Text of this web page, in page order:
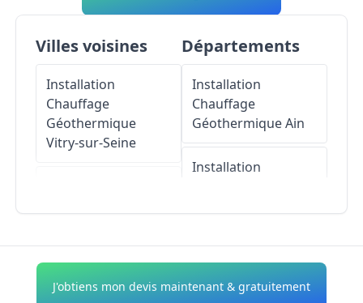
Villes voisines
Installation
Chauffage
Géothermique
Vitry-sur-Seine
Chauffage
Départements
Installation
Chauffage
GéothermiqueAin
Installation
Chauffage
J'obtiens mon devis maintenant & gratuitement